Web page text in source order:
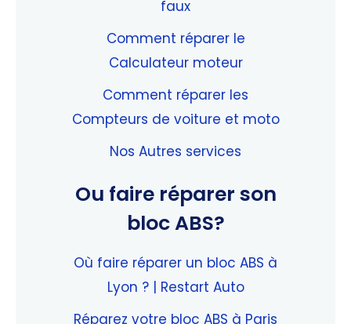
faux
Comment réparer le
Calculateur moteur
Comment réparer les
Compteurs de voiture et moto
Nos Autres services
Ou faire réparer son
bloc ABS?
Où faire réparer un bloc ABS à
Lyon ? | Restart Auto
Réparez votre bloc ABS à Paris